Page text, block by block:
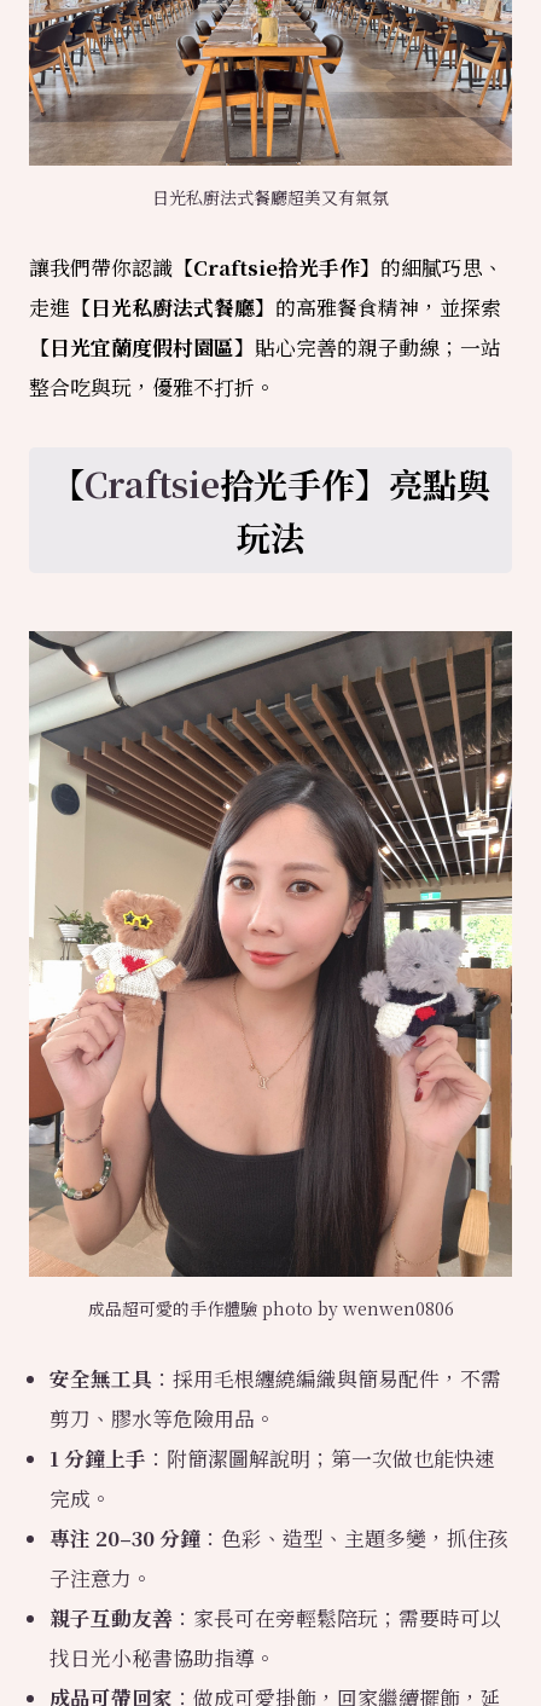
日光私廚法式餐廳超美又有氣氛
讓我們帶你認識 【Craftsie拾光手作】 的細膩巧思、
走進 【日光私廚法式餐廳】 的高雅餐食精神，並探索
【日光宜蘭度假村園區】 貼心完善的親子動線；一站
整合吃與玩，優雅不打折。
【Craftsie拾光手作】亮點與
玩法
成品超可愛的手作體驗 photo by wenwen0806
安全無工具 ：採用毛根纏繞編織與簡易配件，不需
剪刀、膠水等危險用品。
1 分鐘上手 ：附簡潔圖解說明；第一次做也能快速
完成。
專注 20–30 分鐘：色彩、造型、主題多變，抓住孩
子注意力。
親子互動友善：家長可在旁輕鬆陪玩；需要時可以
找日光小秘書協助指導。
成品可帶回家 ：做成可愛掛飾，回家繼續擺飾，延